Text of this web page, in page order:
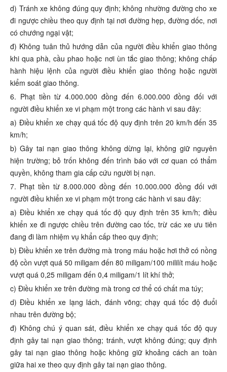
d) Tránh xe không đúng quy định; không nhường đường cho xe
đi ngược chiều theo quy định tại nơi đường hẹp, đường dốc, nơi
có chướng ngại vật;
đ) Không tuân thủ hướng dẫn của người điều khiển giao thông
khi qua phà, cầu phao hoặc nơi ùn tắc giao thông; không chấp
hành hiệu lệnh của người điều khiển giao thông hoặc người
kiểm soát giao thông.
6. Phạt tiền từ 4.000.000 đồng đến 6.000.000 đồng đối với
người điều khiển xe vi phạm một trong các hành vi sau đây:
a) Điều khiển xe chạy quá tốc độ quy định trên 20 km/h đến 35
km/h;
b) Gây tai nạn giao thông không dừng lại, không giữ nguyên
hiện trường; bỏ trốn không đến trình báo với cơ quan có thẩm
quyền, không tham gia cấp cứu người bị nạn.
7. Phạt tiền từ 8.000.000 đồng đến 10.000.000 đồng đối với
người điều khiển xe vi phạm một trong các hành vi sau đây:
a) Điều khiển xe chạy quá tốc độ quy định trên 35 km/h; điều
khiển xe đi ngược chiều trên đường cao tốc, trừ các xe ưu tiên
đang đi làm nhiệm vụ khẩn cấp theo quy định;
b) Điều khiển xe trên đường mà trong máu hoặc hơi thở có nồng
độ cồn vượt quá 50 miligam đến 80 miligam/100 mililít máu hoặc
vượt quá 0,25 miligam đến 0,4 miligam/1 lít khí thở;
c) Điều khiển xe trên đường mà trong cơ thể có chất ma túy;
d) Điều khiển xe lạng lách, đánh võng; chạy quá tốc độ đuổi
nhau trên đường bộ;
đ) Không chú ý quan sát, điều khiển xe chạy quá tốc độ quy
định gây tai nạn giao thông; tránh, vượt không đúng; quy định
gây tai nạn giao thông hoặc không giữ khoảng cách an toàn
giữa hai xe theo quy định gây tai nạn giao thông.